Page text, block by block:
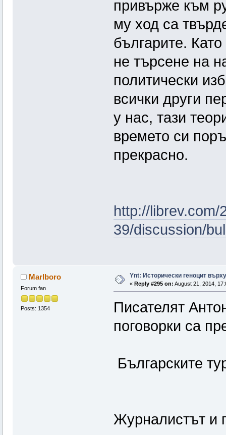
привърже към
му ход са
българите.
не търсене на
политически
всички други
у нас, тази
времето си
прекрасно.
http://
39/discussion/
Marlboro
Forum fan
Posts: 1354
Ynt: Исторически геноцит
« Reply #295 on: August 21, 2014,
Писателят
поговорки са
Българските
Журналистът и